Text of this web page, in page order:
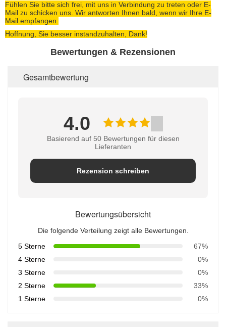
Fühlen Sie bitte sich frei, mit uns in Verbindung zu treten oder E-
Mail zu schicken uns. Wir antworten Ihnen bald, wenn wir Ihre E-
Mail empfangen.
Hoffnung, Sie besser instandzuhalten, Dank!
Bewertungen & Rezensionen
Gesamtbewertung
4.0
Basierend auf 50 Bewertungen für diesen
Lieferanten
Rezension schreiben
Bewertungsübersicht
Die folgende Verteilung zeigt alle Bewertungen.
5 Sterne
67%
4 Sterne
0%
3 Sterne
0%
2 Sterne
33%
1 Sterne
0%